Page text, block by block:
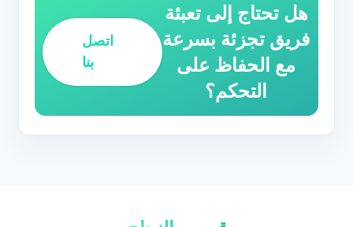
هل تحتاج إلى تعبئة
فريق تجزئة بسرعة
مع الحفاظ على
التحكم؟
اتصل
بنا